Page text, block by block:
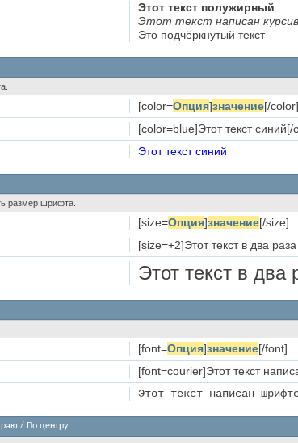
Этот текст полужирный
Этот текст написан
Это подчёркнутый текст
[color=Опция]значение[/color]
[color=blue]Этот текст синий[/
Этот текст синий
размер шрифта.
[size=Опция]значение[/size]
[size=+2]Этот текст в два
Этот текст в
[font=Опция]значение[/font]
[font=courier]Этот текст
Этот текст написан
/ По центру